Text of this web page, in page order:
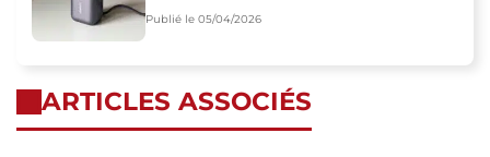
Publié le 05/04/2026
ARTICLES ASSOCIÉS